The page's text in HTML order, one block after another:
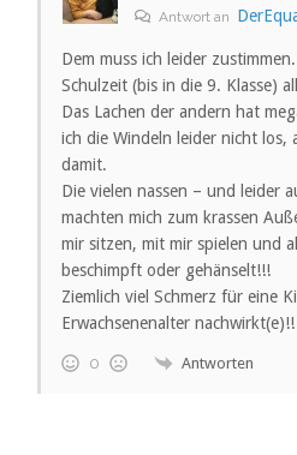
Antwort an
Dem muss ich leider
Schulzeit (bis in die 9. Klasse)
Das Lachen der andern hat
ich die Windeln leider nicht los,
damit.
Die vielen nassen – und leider
machten mich zum krassen
mir sitzen, mit mir spielen und
beschimpft oder gehänselt!!!
Ziemlich viel Schmerz für eine
Erwachsenenalter nachwirkt(e)!!
0 Antworten